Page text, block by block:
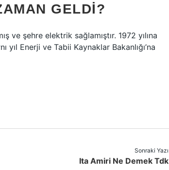
GELDI?
ve şehre elektrik sağlamıştır. 1972 yılına
Enerji ve Tabii Kaynaklar Bakanlığı’na
Sonraki Yazı
Ita Amiri Ne Demek Tdk